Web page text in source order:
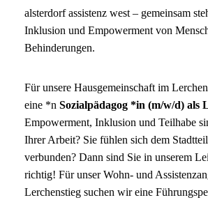
alsterdorf assistenz west – gemeinsam
Inklusion und Empowerment von
Behinderungen.
Für unsere Hausgemeinschaft im
eine *n Sozialpädagog *in (m/w/d) als
Empowerment, Inklusion und Teilhabe
Ihrer Arbeit? Sie fühlen sich dem
verbunden? Dann sind Sie in unserem
richtig! Für unser Wohn- und
Lerchenstieg suchen wir eine